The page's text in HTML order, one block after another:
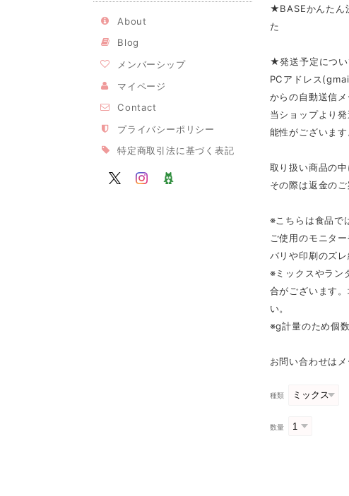
About
Blog
メンバーシップ
マイページ
Contact
プライバシーポリシー
特定商取引法に基づく表記
★BASEかんたん
た
★発送予定につい
PCアドレス
からの自動送信
当ショップより
能性がございます
取り扱い商品の
その際は返金の
※こちらは食品で
ご使用のモニタ
バリや印刷のズ
※ミックスやラン
合がございます
い。
※g計量のため個
お問い合わせは
種類
数量